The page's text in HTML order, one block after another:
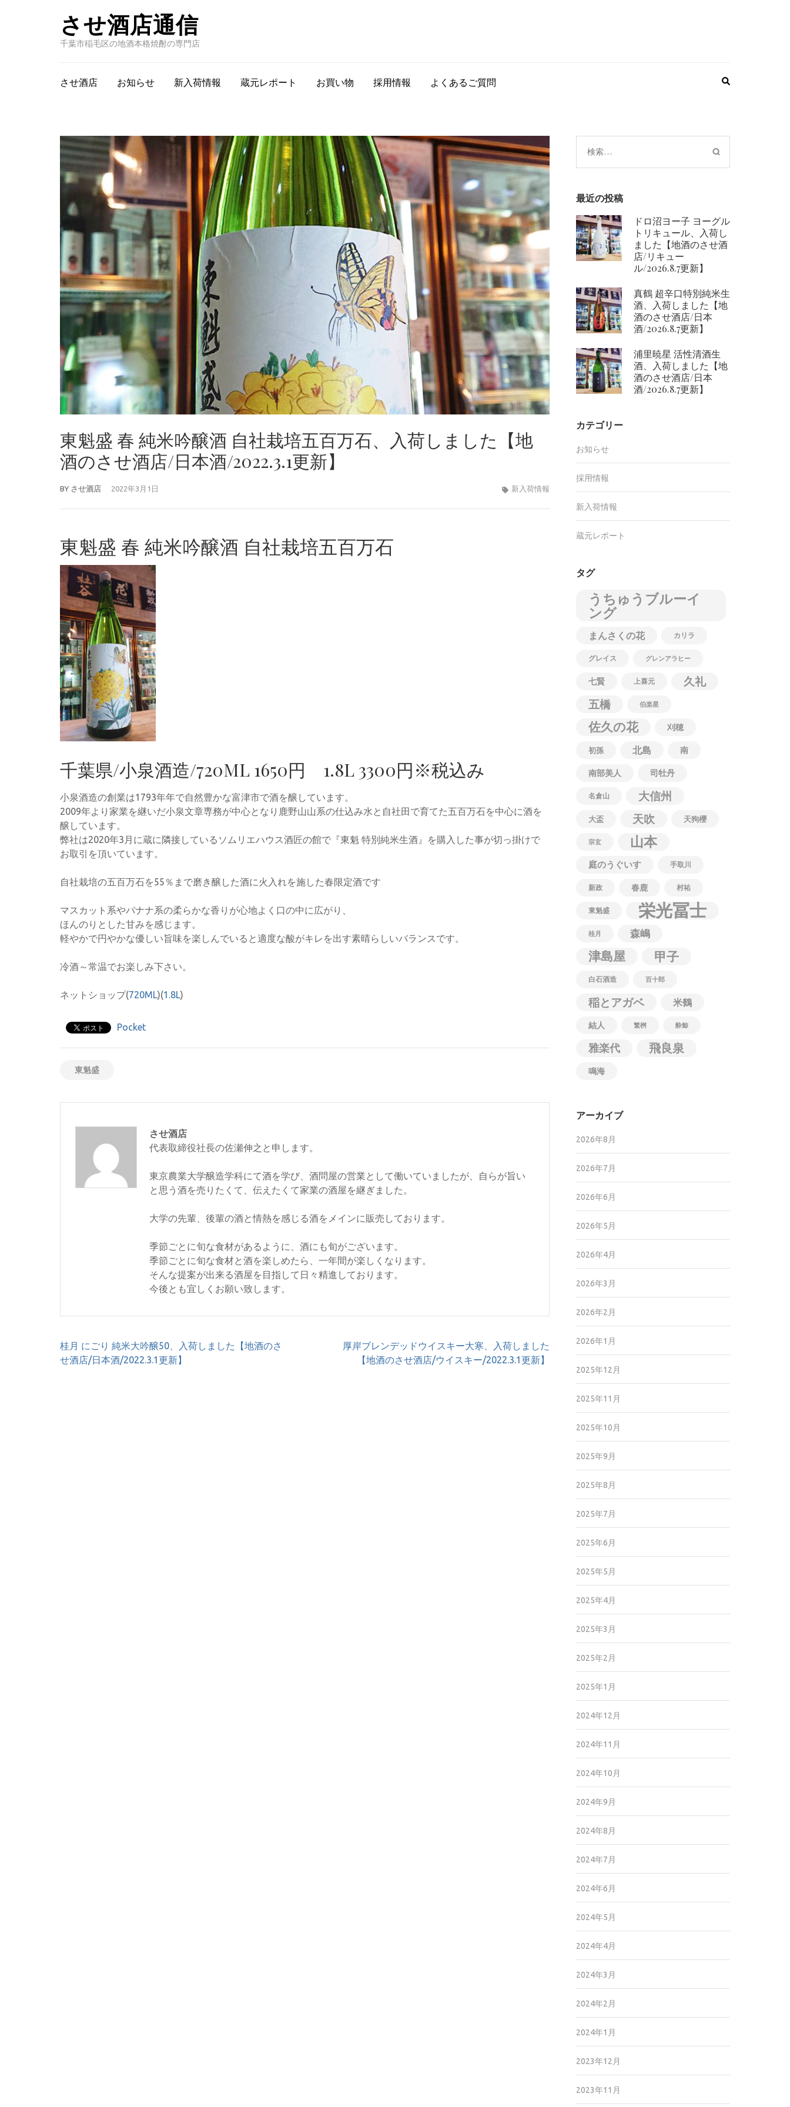
させ酒店通信
千葉市稲毛区の地酒本格焼酎の専門店
させ酒店 お知らせ 新入荷情報 蔵元レポート お買い物 採用情報 よくあるご質問
東魁盛 春 純米吟醸酒 自社栽培五百万石、入荷しました【地
酒のさせ酒店/日本酒/2022.3.1更新】
BY させ酒店 2022年3月1日 新入荷情報
東魁盛 春 純米吟醸酒 自社栽培五百万石
千葉県/小泉酒造/720ML 1650円 1.8L 3300円※税込み
小泉酒造の創業は1793年年で自然豊かな富津市で酒を醸しています。
2009年より家業を継いだ小泉文章専務が中心となり鹿野山山系の仕込み水と自社田で育てた五百万石を中心に酒を
醸しています。
弊社は2020年3月に蔵に隣接しているソムリエハウス酒匠の館で『東魁 特別純米生酒』を購入した事が切っ掛けで
お取引を頂いています。
自社栽培の五百万石を55％まで磨き醸した酒に火入れを施した春限定酒です
マスカット系やバナナ系の柔らかな香りが心地よく口の中に広がり、
ほんのりとした甘みを感じます。
軽やかで円やかな優しい旨味を楽しんでいると適度な酸がキレを出す素晴らしいバランスです。
冷酒～常温でお楽しみ下さい。
ネットショップ(720ML)(1.8L)
Pocket
東魁盛
させ酒店
代表取締役社長の佐瀬伸之と申します。
東京農業大学醸造学科にて酒を学び、酒問屋の営業として働いていましたが、自らが旨い
と思う酒を売りたくて、伝えたくて家業の酒屋を継ぎました。
大学の先輩、後輩の酒と情熱を感じる酒をメインに販売しております。
季節ごとに旬な食材があるように、酒にも旬がございます。
季節ごとに旬な食材と酒を楽しめたら、一年間が楽しくなります。
そんな提案が出来る酒屋を目指して日々精進しております。
今後とも宜しくお願い致します。
投
稿
桂月 にごり 純米大吟醸50、入荷しました【地酒のさ
せ酒店/日本酒/2022.3.1更新】
厚岸ブレンデッドウイスキー大寒、入荷しました
【地酒のさせ酒店/ウイスキー/2022.3.1更新】
検
索:
最近の投稿
ドロ沼ヨー子 ヨーグル
トリキュール、入荷し
ました【地酒のさせ酒
店/リキュー
ル/2026.8.7更新】
真鶴 超辛口特別純米生
酒、入荷しました【地
酒のさせ酒店/日本
酒/2026.8.7更新】
浦里暁星 活性清酒生
酒、入荷しました【地
酒のさせ酒店/日本
酒/2026.8.7更新】
カテゴリー
お知らせ
採用情報
新入荷情報
蔵元レポート
タグ
うちゅうブルーイ
ング
まんさくの花 カリラ
グレイス グレンアラヒー
七賢 上喜元
久礼
五橋
伯楽星
佐久の花 刈穂
初孫 北島 南
南部美人 司牡丹
名倉山 大信州
大盃 天吹 天狗櫻
宗玄 山本
庭のうぐいす 手取川
新政 春鹿 村祐
東魁盛 栄光冨士
桂月 森嶋
津島屋 甲子
白石酒造 百十郎
稲とアガベ 米鶴
結人 繁桝 酔鯨
雅楽代 飛良泉
鳴海
アーカイブ
2026年8月
2026年7月
2026年6月
2026年5月
2026年4月
2026年3月
2026年2月
2026年1月
2025年12月
2025年11月
2025年10月
2025年9月
2025年8月
2025年7月
2025年6月
2025年5月
2025年4月
2025年3月
2025年2月
2025年1月
2024年12月
2024年11月
2024年10月
2024年9月
2024年8月
2024年7月
2024年6月
2024年5月
2024年4月
2024年3月
2024年2月
2024年1月
2023年12月
2023年11月